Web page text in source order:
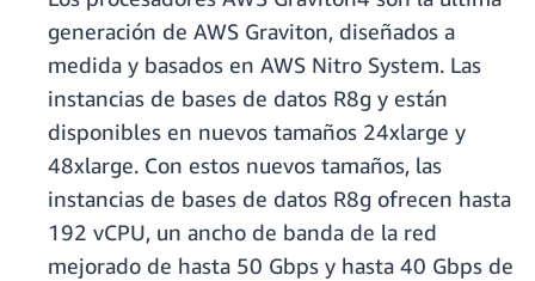
generación de AWS Graviton, diseñados a
medida y basados en AWS Nitro System. Las
instancias de bases de datos R8g y están
disponibles en nuevos tamaños 24xlarge y
48xlarge. Con estos nuevos tamaños, las
instancias de bases de datos R8g ofrecen hasta
192 vCPU, un ancho de banda de la red
mejorado de hasta 50 Gbps y hasta 40 Gbps de